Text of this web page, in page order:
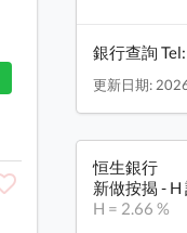
銀行查詢 Tel:
更新日期:
恒生銀行
新做按揭 - H
H = 2.66 %